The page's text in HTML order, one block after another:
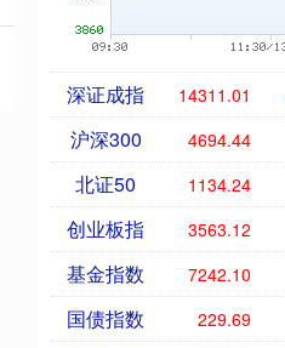
深证成指 14311.01
沪深300 4694.44
北证50 1134.24
创业板指 3563.12
基金指数 7242.10
国债指数 229.69